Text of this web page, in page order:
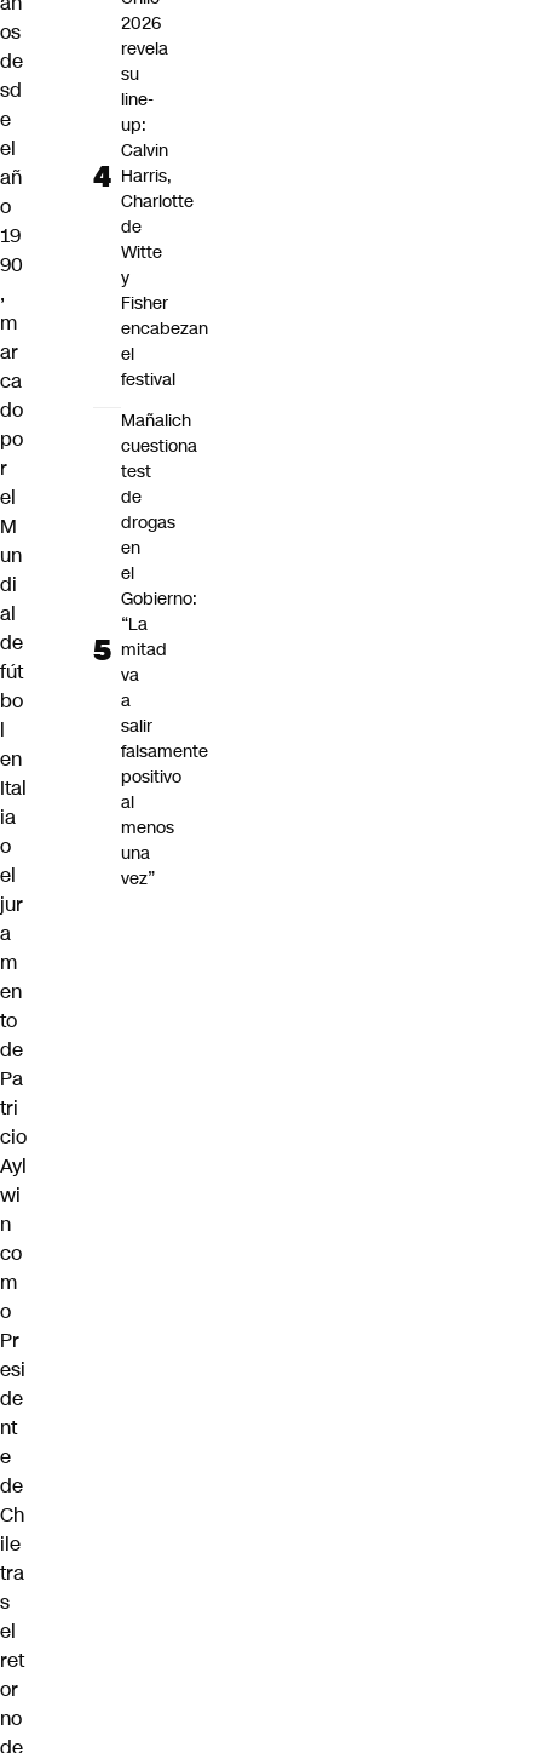
os
de
sd
e
el
añ
o
19
90
,
m
ar
ca
do
po
r
el
M
un
di
al
de
fút
bo
l
en
Ital
ia
o
el
jur
a
m
en
to
de
Pa
tri
cio
Ayl
wi
n
co
m
o
Pr
esi
de
nt
e
de
Ch
ile
tra
s
el
ret
or
no
de
2026
revela
su
line-
up:
Calvin
Harris,
Charlotte
de
Witte
y
Fisher
encabezan
el
festival
Mañalich
cuestiona
test
de
drogas
en
el
Gobierno:
“La
mitad
va
a
salir
falsamente
positivo
al
menos
una
vez”